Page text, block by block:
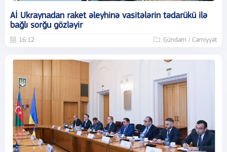
Aİ Ukraynadan raket əleyhinə vasitələrin tədarükü ilə
bağlı sorğu gözləyir
16:12 Gündəm / Cəmiyyət